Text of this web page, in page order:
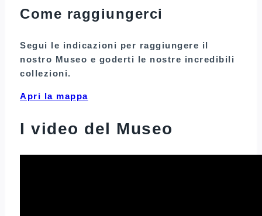
Come raggiungerci
Segui le indicazioni per raggiungere il
nostro Museo e goderti le nostre incredibili
collezioni.
Apri la mappa
I video del Museo